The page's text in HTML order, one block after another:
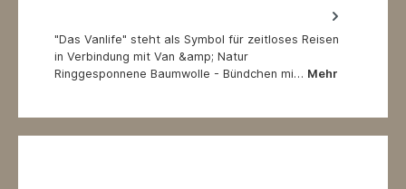
"Das Vanlife" steht als Symbol für zeitloses Reisen
in Verbindung mit Van &amp; Natur
Ringgesponnene Baumwolle - Bündchen mi… Mehr